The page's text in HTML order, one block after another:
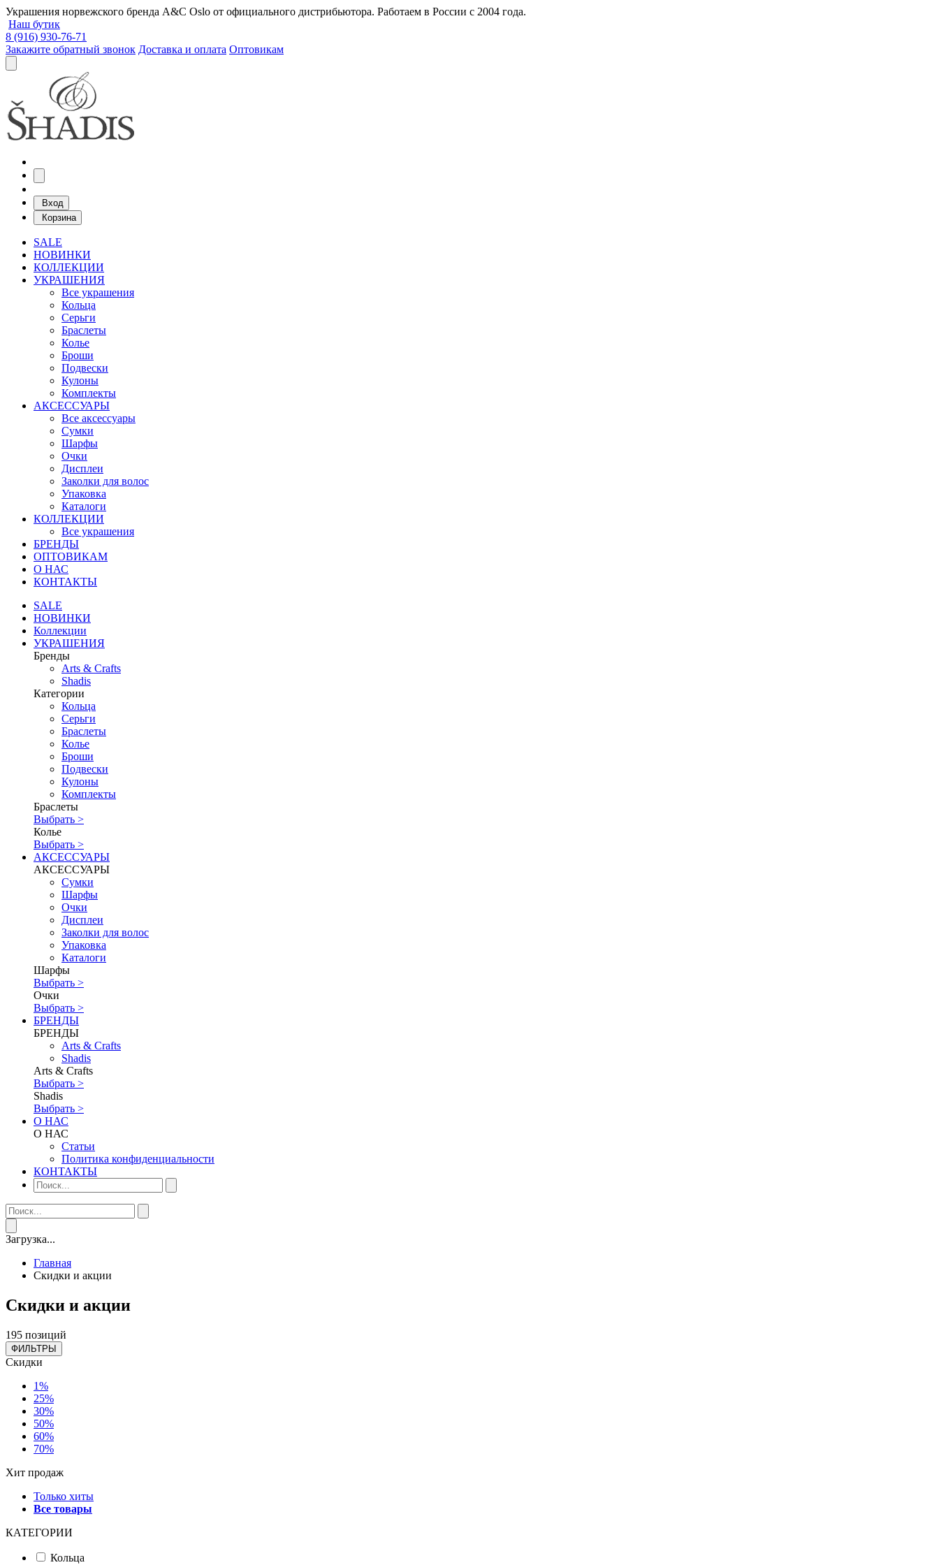
Украшения норвежского бренда A&C Oslo от официального дистрибьютора. Работаем в России с 2004 года.
Наш бутик
8 (916) 930-76-71
Закажите обратный звонок Доставка и оплата Оптовикам
Вход
Корзина
SALE
НОВИНКИ
КОЛЛЕКЦИИ
УКРАШЕНИЯ
Все украшения
Кольца
Серьги
Браслеты
Колье
Броши
Подвески
Кулоны
Комплекты
АКСЕССУАРЫ
Все аксессуары
Сумки
Шарфы
Очки
Дисплеи
Заколки для волос
Упаковка
Каталоги
КОЛЛЕКЦИИ
Все украшения
БРЕНДЫ
ОПТОВИКАМ
О НАС
КОНТАКТЫ
SALE
НОВИНКИ
Коллекции
УКРАШЕНИЯ
Бренды
Аrts & Сrafts
Shadis
Категории
Кольца
Серьги
Браслеты
Колье
Броши
Подвески
Кулоны
Комплекты
Браслеты
Выбрать >
Колье
Выбрать >
АКСЕССУАРЫ
АКСЕССУАРЫ
Сумки
Шарфы
Очки
Дисплеи
Заколки для волос
Упаковка
Каталоги
Шарфы
Выбрать >
Очки
Выбрать >
БРЕНДЫ
БРЕНДЫ
Аrts & Сrafts
Shadis
Аrts & Сrafts
Выбрать >
Shadis
Выбрать >
О НАС
О НАС
Статьи
Политика конфиденциальности
КОНТАКТЫ
Загрузка...
Главная
Скидки и акции
Скидки и акции
195 позиций
ФИЛЬТРЫ
Скидки
1%
25%
30%
50%
60%
70%
Хит продаж
Только хиты
Все товары
КАТЕГОРИИ
Кольца